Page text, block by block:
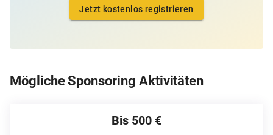
Jetzt kostenlos registrieren
Mögliche Sponsoring Aktivitäten
Bis 500 €